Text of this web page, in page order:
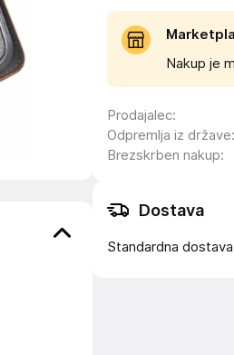
Nakup je
Prodajalec:
Odpremlja iz države:
Brezskrben nakup:
Dostava
Standardna dostava